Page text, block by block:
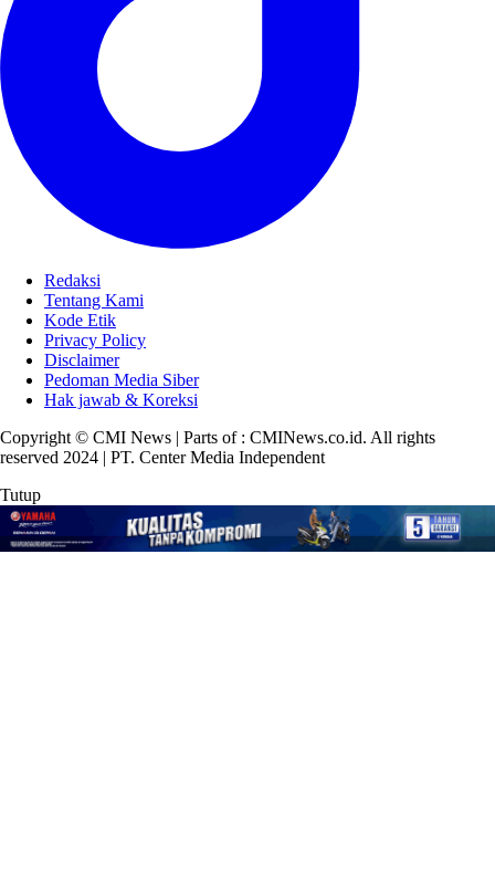
Redaksi
Tentang Kami
Kode Etik
Privacy Policy
Disclaimer
Pedoman Media Siber
Hak jawab & Koreksi
Copyright © CMI News | Parts of : CMINews.co.id. All rights
reserved 2024 | PT. Center Media Independent
Tutup